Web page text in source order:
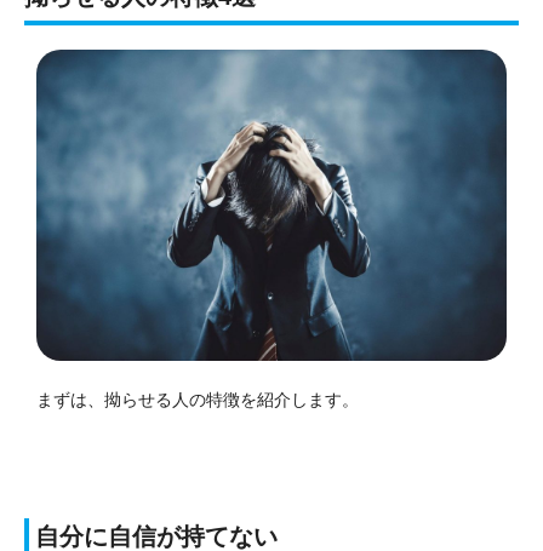
まずは、拗らせる人の特徴を紹介します。
自分に自信が持てない